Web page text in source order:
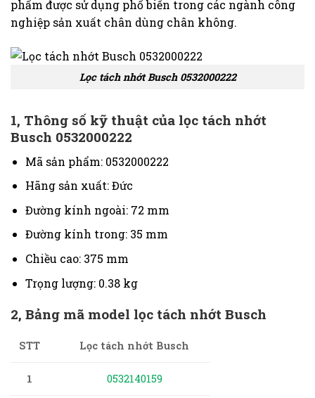
phẩm được sử dụng phổ biến trong các ngành công
nghiệp sản xuất chân dùng chân không.
Lọc tách nhớt Busch 0532000222
1, Thông số kỹ thuật của lọc tách nhớt
Busch 0532000222
Mã sản phẩm: 0532000222
Hãng sản xuất: Đức
Đường kính ngoài: 72 mm
Đường kính trong: 35 mm
Chiều cao: 375 mm
Trọng lượng: 0.38 kg
2, Bảng mã model lọc tách nhớt Busch
STT Lọc tách nhớt Busch
1 0532140159